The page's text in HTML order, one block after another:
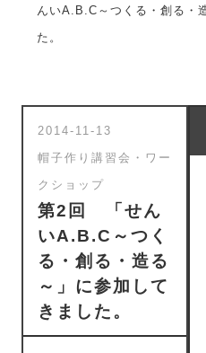
んいA.B.C～つくる・創る・
た。
2014-11-13
帽子作り講習会・ワー
クショップ
第2回 「せん
いA.B.C～つく
る・創る・造る
～」に参加して
きました。